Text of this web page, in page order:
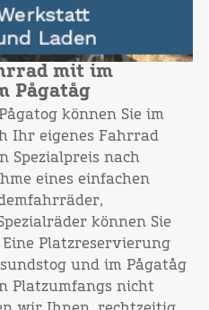
mit im
Pågatåg
können Sie im
Ihr eigenes Fahrrad
Spezialpreis nach
eines einfachen
können Sie
Platzreservierung
und im Pågatåg
Platzumfangs nicht